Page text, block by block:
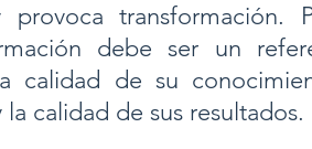
provoca transformación.
debe ser un
calidad de su
calidad de sus resultados.